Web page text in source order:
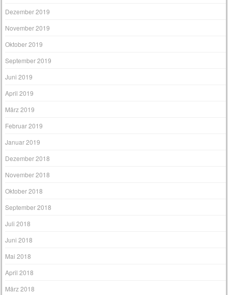
Dezember 2019
November 2019
Oktober 2019
September 2019
Juni 2019
April 2019
März 2019
Februar 2019
Januar 2019
Dezember 2018
November 2018
Oktober 2018
September 2018
Juli 2018
Juni 2018
Mai 2018
April 2018
März 2018